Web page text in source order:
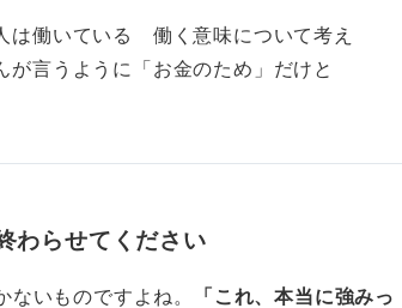
は働いている 働く意味について考え
言うように「お金のため」だけと
わらせてください
いものですよね。
「これ、本当に強みっ